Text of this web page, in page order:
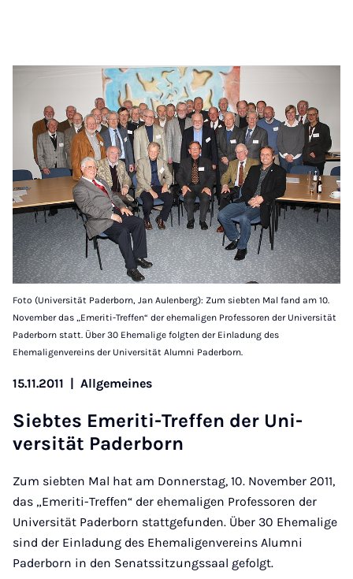
Foto (Universität Paderborn, Jan Aulenberg): Zum siebten Mal fand am 10.
November das „Emeriti-Treffen“ der ehemaligen Professoren der Universität
Paderborn statt. Über 30 Ehemalige folgten der Einladung des
Ehemaligenvereins der Universität Alumni Paderborn.
15.11.2011 Allgemeines
Siebtes Emer­iti-Tref­fen der Uni­
versität Pader­born
Zum siebten Mal hat am Donnerstag, 10. November 2011,
das „Emeriti-Treffen“ der ehemaligen Professoren der
Universität Paderborn stattgefunden. Über 30 Ehemalige
sind der Einladung des Ehemaligenvereins Alumni
Paderborn in den Senatssitzungssaal gefolgt.